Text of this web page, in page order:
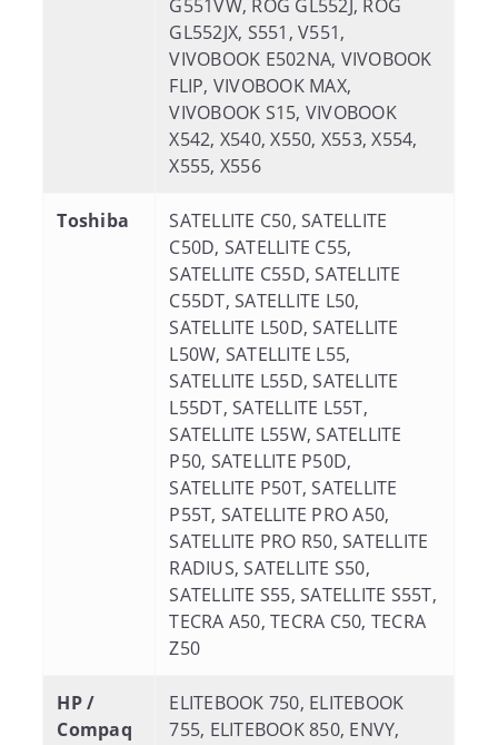
G551VW, ROG GL552J, ROG
GL552JX, S551, V551,
VIVOBOOK E502NA, VIVOBOOK
FLIP, VIVOBOOK MAX,
VIVOBOOK S15, VIVOBOOK
X542, X540, X550, X553, X554,
X555, X556
Toshiba
SATELLITE C50, SATELLITE
C50D, SATELLITE C55,
SATELLITE C55D, SATELLITE
C55DT, SATELLITE L50,
SATELLITE L50D, SATELLITE
L50W, SATELLITE L55,
SATELLITE L55D, SATELLITE
L55DT, SATELLITE L55T,
SATELLITE L55W, SATELLITE
P50, SATELLITE P50D,
SATELLITE P50T, SATELLITE
P55T, SATELLITE PRO A50,
SATELLITE PRO R50, SATELLITE
RADIUS, SATELLITE S50,
SATELLITE S55, SATELLITE S55T,
TECRA A50, TECRA C50, TECRA
Z50
HP /
Compaq
ELITEBOOK 750, ELITEBOOK
755, ELITEBOOK 850, ENVY,